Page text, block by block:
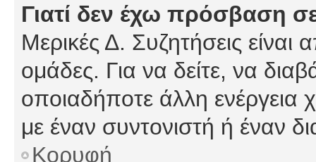
Γιατί δεν έχω πρόσβαση
Μερικές Δ. Συζητήσεις είναι
ομάδες. Για να δείτε, να
οποιαδήποτε άλλη ενέργεια
με έναν συντονιστή ή έναν
Κορυφή